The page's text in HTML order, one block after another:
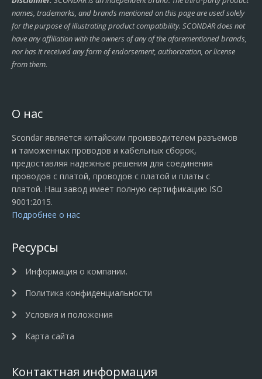
names, trademarks, and brands mentioned on this page are used solely
for the purpose of illustrating product compatibility. SCONDAR does not
have any affiliation with the owners of any of the aforementioned brands,
nor has it received any form of endorsement, authorization, or license
from them.
О нас
Scondar является китайским производителем разъемов
и таможенных проводов и кабельных сборок,
предоставляя надежные решения для соединения
проводов с платой, проводов с платой и платы с
платой. Наш завод имеет полную сертификацию ISO
9001:2015.
Подробнее о нас
Ресурсы
Информация о компании.
Политика конфиденциальности
Условия и положения
Карта сайта
Контактная информация